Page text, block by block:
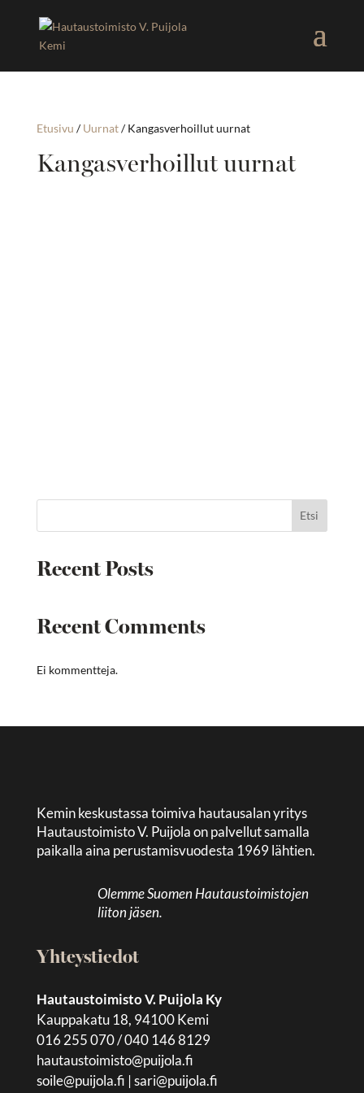
Etusivu /Uurnat/ Kangasverhoillut uurnat
Kangasverhoillut uurnat
Etsi
Recent Posts
Recent Comments
Ei kommentteja.
Kemin keskustassa toimiva hautausalan yritys
Hautaustoimisto V. Puijola on palvellut samalla
paikalla aina perustamisvuodesta 1969 lähtien.
Olemme Suomen Hautaustoimistojen
liiton jäsen.
Yhteystiedot
Hautaustoimisto V. Puijola Ky
Kauppakatu 18, 94100 Kemi
016 255 070 / 040 146 8129
hautaustoimisto@puijola.fi
soile@puijola.fi |sari@puijola.fi